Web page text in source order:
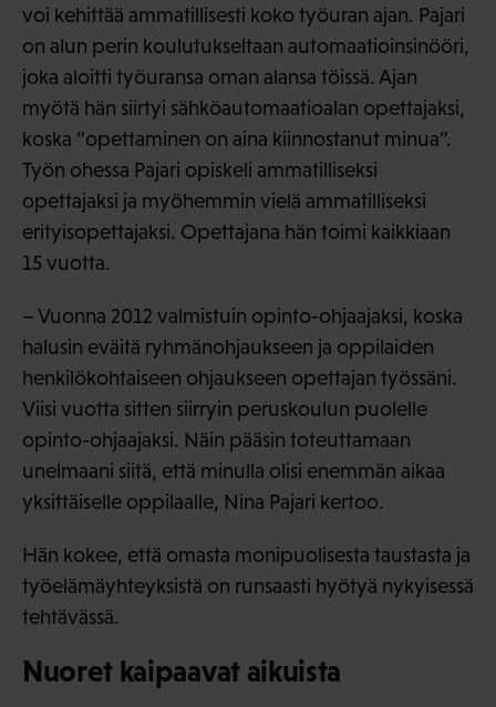
voi kehittää ammatillisesti koko työuran ajan. Pajari
on alun perin koulutukseltaan automaatioinsinööri,
joka aloitti työuransa oman alansa töissä. Ajan
myötä hän siirtyi sähköautomaatioalan opettajaksi,
koska ”opettaminen on aina kiinnostanut minua”.
Työn ohessa Pajari opiskeli ammatilliseksi
opettajaksi ja myöhemmin vielä ammatilliseksi
erityisopettajaksi. Opettajana hän toimi kaikkiaan
15 vuotta.
– Vuonna 2012 valmistuin opinto-ohjaajaksi, koska
halusin eväitä ryhmänohjaukseen ja oppilaiden
henkilökohtaiseen ohjaukseen opettajan työssäni.
Viisi vuotta sitten siirryin peruskoulun puolelle
opinto-ohjaajaksi. Näin pääsin toteuttamaan
unelmaani siitä, että minulla olisi enemmän aikaa
yksittäiselle oppilaalle, Nina Pajari kertoo.
Hän kokee, että omasta monipuolisesta taustasta ja
työelämäyhteyksistä on runsaasti hyötyä nykyisessä
tehtävässä.
Nuoret kaipaavat aikuista